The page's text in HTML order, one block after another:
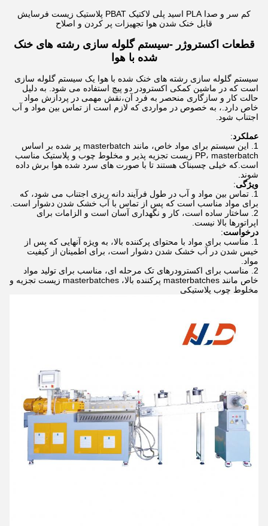
کم سر و صدا PLA اسید پلی لاکتیک PBAT پلاستیک زیست فرسایش
قابل خنک شدن هوا تجهیزات پر کردن و اصلاح
قطعات اکستروژر -سیستم گلوله سازی رشته های خنک
شده با هوا
سیستم گلوله سازی رشته های خنک شده با هوا یک سیستم گلوله سازی
است که در ماشین کمکی اکسترودر دو پیچ استفاده می شود. به دلیل
حالت کار و سازگاری منحصر به فرد آن،نقش مهمی در پردازش مواد
خاص دارد.، به خصوص در مواردی که لازم است از تماس بین مواد و آب
اجتناب شود.
عملکرد:
این سیستم برای مواد خاص، مانند masterbatch پر شده بر اساس
PP، masterbatch زیست تجزیه پذیر و مخلوط چوب و پلاستیک مناسب
است.که خیلی چسبناک هستند تا با صورت های سرد شده هوا برش داده
شوند.
ویژگی:
تماس بین مواد و آب در طول فرآیند دانه ریزی اجتناب می شود، که
برای مواد مناسب است که پس از تماس با آب خشک شدن دشوار است.
ساختار ساده است، کار و نگهداری آسان است و الزامات برای
اپراتورها بالا نیست.
درخواست:
مناسب برای مواد با محتوای پرکننده بالا، به ویژه آنهایی که پس از
خیس شدن در آب خشک شدن دشوار است، برای اطمینان از کیفیت
مواد.
مناسب برای اکسترودرهای تک مرحله ای، مناسب برای تولید مواد
خاص مانند masterbatches پرکننده بالا، masterbatches زیست تجزیه و
مخلوط چوب پلاستیکی